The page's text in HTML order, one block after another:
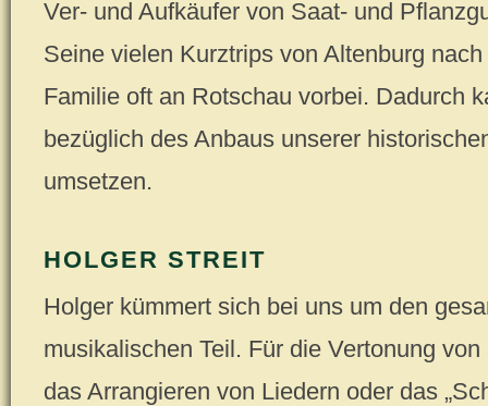
Ver- und Aufkäufer von Saat- und
Seine vielen Kurztrips von Altenburg
Familie oft an Rotschau vorbei. Dadurch
bezüglich des Anbaus unserer
umsetzen.
HOLGER STREIT
Holger kümmert sich bei uns um den
musikalischen Teil. Für die Vertonung von
das Arrangieren von Liedern oder das